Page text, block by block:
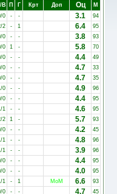
В П Г Крт Доп Оц
М
0 - - 3.1
94
2 - 1 6.4
95
0 - - 3.8
93
0 1 - 5.8
70
0 - - 4.4
49
0 - - 4.7
33
0 - - 4.7
35
0 - - 4.9
96
0 - - 4.4
95
1 - - 4.6
95
2 1 - 5.7
93
0 - - 4.2
45
1 - - 4.8
96
1 - - 3.9
96
0 - - 4.4
95
0 - - 4.0
95
1 - 1 MoM 6.6
93
0 - - 4.7 45